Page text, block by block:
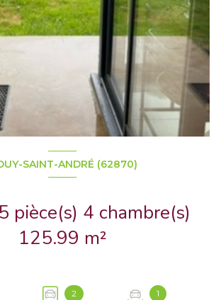
SAINT-ANDRÉ (62870)
125.99 m²
2 1